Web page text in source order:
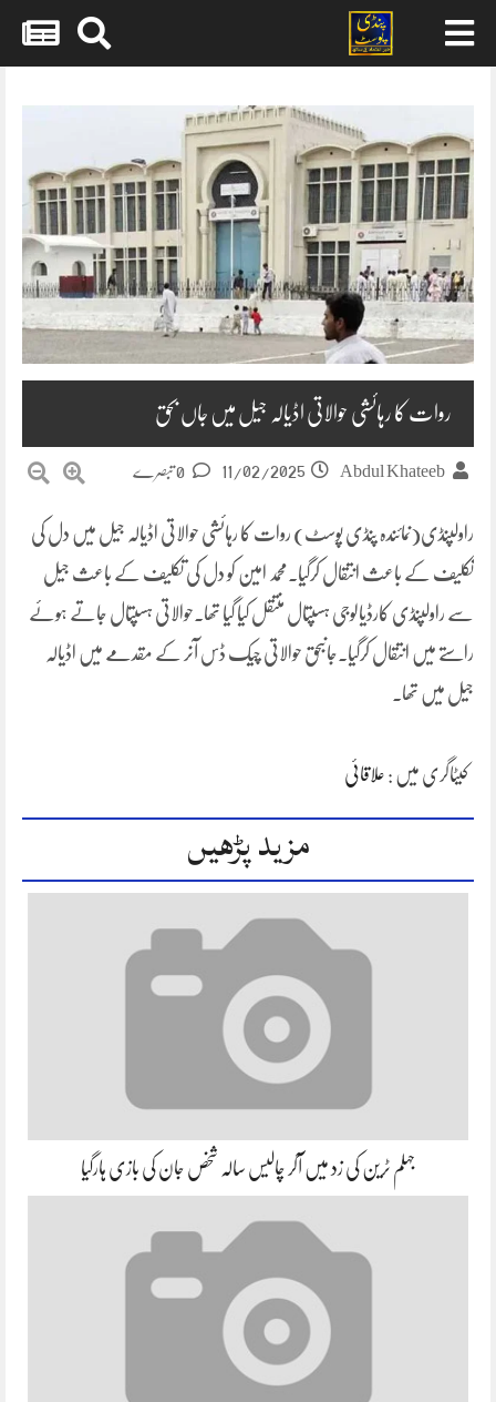
روات کا رہائشی حوالاتی اڈیالہ جیل میں جاں بحق
Abdul Khateeb
11/02/2025
راولپنڈی(نمائندہ پنڈی پوسٹ) روات کا رہائشی حوالاتی اڈیالہ جیل میں دل کی
تکلیف کے باعث انتقال کرگیا۔محمد امین کو دل کی تکلیف کے باعث جیل
سے راولپنڈی کارڈیالوجی ہسپتال منتقل کیا گیا تھا۔حوالاتی ہسپتال جاتے ہوئے
راستے میں انتقال کرگیا۔جانبحق حوالاتی چیک ڈس آنر کے مقدمے میں اڈیالہ
جیل میں تھا۔
کیٹاگری میں : علاقائی
مزید پڑھیں
جہلم ٹرین کی زد میں آکر چالیس سالہ شخص جان کی بازی ہارگیا